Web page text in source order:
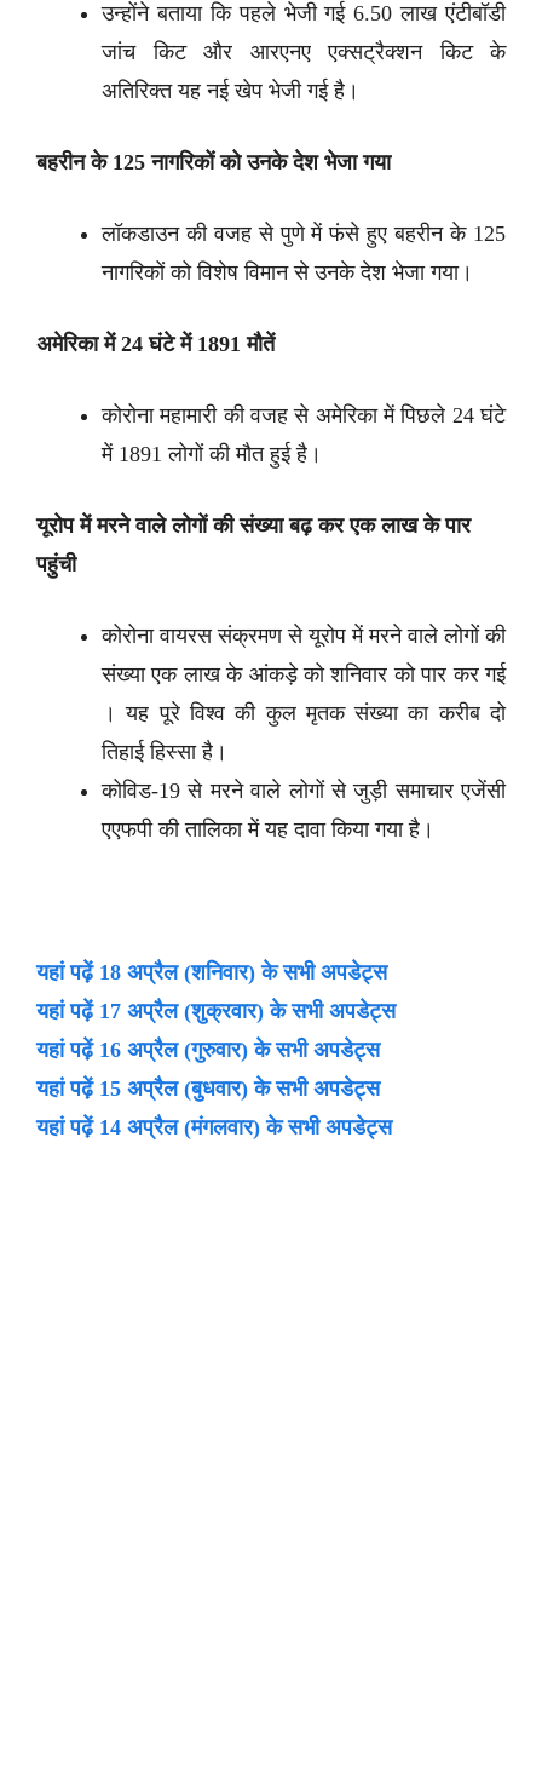
उन्होंने बताया कि पहले भेजी गई 6.50 लाख एंटीबॉडी
जांच किट और आरएनए एक्सट्रैक्शन किट के
अतिरिक्त यह नई खेप भेजी गई है।
बहरीन के 125 नागरिकों को उनके देश भेजा गया
लॉकडाउन की वजह से पुणे में फंसे हुए बहरीन के 125
नागरिकों को विशेष विमान से उनके देश भेजा गया।
अमेरिका में 24 घंटे में 1891 मौतें
कोरोना महामारी की वजह से अमेरिका में पिछले 24 घंटे
में 1891 लोगों की मौत हुई है।
यूरोप में मरने वाले लोगों की संख्या बढ़ कर एक लाख के पार
पहुंची
कोरोना वायरस संक्रमण से यूरोप में मरने वाले लोगों की
संख्या एक लाख के आंकड़े को शनिवार को पार कर गई
। यह पूरे विश्व की कुल मृतक संख्या का करीब दो
तिहाई हिस्सा है।
कोविड-19 से मरने वाले लोगों से जुड़ी समाचार एजेंसी
एएफपी की तालिका में यह दावा किया गया है।
यहां पढ़ें 18 अप्रैल (शनिवार) के सभी अपडेट्स
यहां पढ़ें 17 अप्रैल (शुक्रवार) के सभी अपडेट्स
यहां पढ़ें 16 अप्रैल (गुरुवार) के सभी अपडेट्स
यहां पढ़ें 15 अप्रैल (बुधवार) के सभी अपडेट्स
यहां पढ़ें 14 अप्रैल (मंगलवार) के सभी अपडेट्स